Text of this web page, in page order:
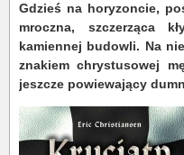
Gdzieś na horyzoncie,
mroczna, szczerząca
kamiennej budowli. Na
znakiem chrystusowej
jeszcze powiewający